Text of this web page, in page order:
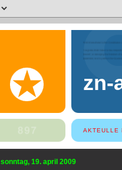
zn-
AKTEULLE
sonntag, 19. april 2009